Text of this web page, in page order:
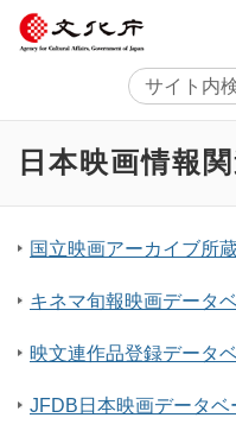
日本映画情報
国立映画アーカイブ所
キネマ旬報映画データ
映文連作品登録データ
JFDB日本映画データベ